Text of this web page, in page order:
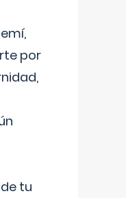
por
tu